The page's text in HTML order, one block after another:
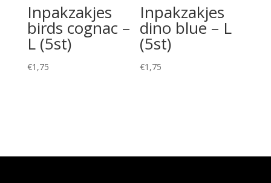
Inpakzakjes
birds cognac –
L (5st)
€1,75
Inpakzakjes
dino blue – L
(5st)
€1,75